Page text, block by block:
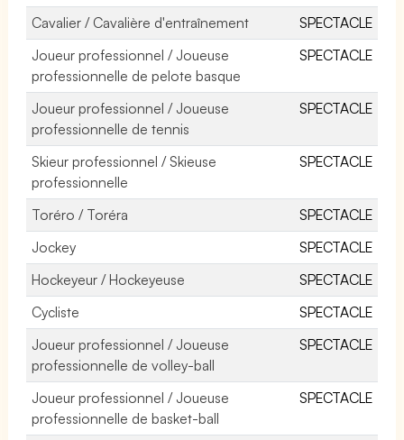
Cavalier / Cavalière d'entraînement
SPECTACLE
Joueur professionnel / Joueuse
professionnelle de pelote basque
SPECTACLE
Joueur professionnel / Joueuse
professionnelle de tennis
SPECTACLE
Skieur professionnel / Skieuse
professionnelle
SPECTACLE
Toréro / Toréra
SPECTACLE
Jockey
SPECTACLE
Hockeyeur / Hockeyeuse
SPECTACLE
Cycliste
SPECTACLE
Joueur professionnel / Joueuse
professionnelle de volley-ball
SPECTACLE
Joueur professionnel / Joueuse
professionnelle de basket-ball
SPECTACLE